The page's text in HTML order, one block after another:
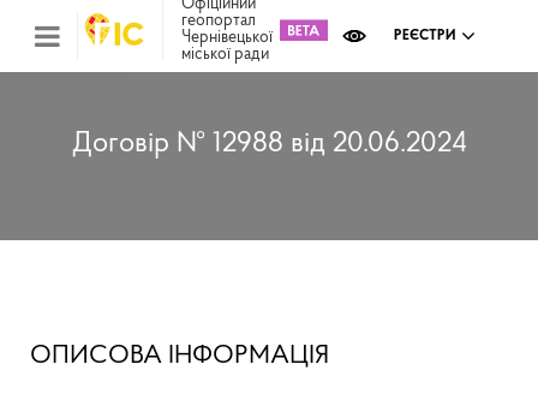
Офіційний
геопортал
Чернівецької
міської ради
РЕЄСТРИ
Договір № 12988 від 20.06.2024
ОПИСОВА ІНФОРМАЦІЯ